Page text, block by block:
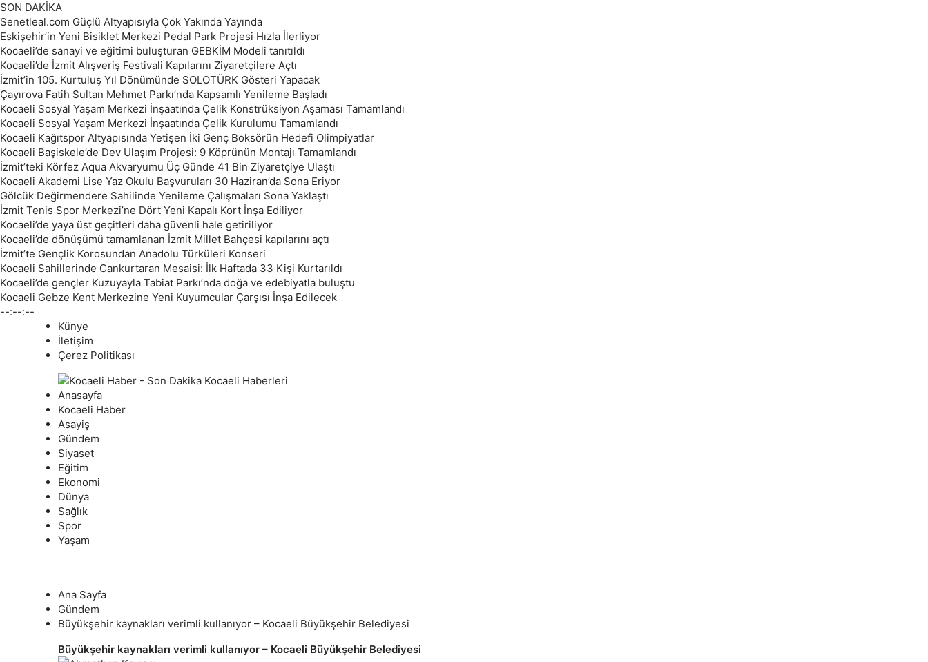
SON DAKİKA
Senetleal.com Güçlü Altyapısıyla Çok Yakında Yayında
Eskişehir’in Yeni Bisiklet Merkezi Pedal Park Projesi Hızla İlerliyor
Kocaeli’de sanayi ve eğitimi buluşturan GEBKİM Modeli tanıtıldı
Kocaeli’de İzmit Alışveriş Festivali Kapılarını Ziyaretçilere Açtı
İzmit’in 105. Kurtuluş Yıl Dönümünde SOLOTÜRK Gösteri Yapacak
Çayırova Fatih Sultan Mehmet Parkı’nda Kapsamlı Yenileme Başladı
Kocaeli Sosyal Yaşam Merkezi İnşaatında Çelik Konstrüksiyon Aşaması Tamamlandı
Kocaeli Sosyal Yaşam Merkezi İnşaatında Çelik Kurulumu Tamamlandı
Kocaeli Kağıtspor Altyapısında Yetişen İki Genç Boksörün Hedefi Olimpiyatlar
Kocaeli Başiskele’de Dev Ulaşım Projesi: 9 Köprünün Montajı Tamamlandı
İzmit’teki Körfez Aqua Akvaryumu Üç Günde 41 Bin Ziyaretçiye Ulaştı
Kocaeli Akademi Lise Yaz Okulu Başvuruları 30 Haziran’da Sona Eriyor
Gölcük Değirmendere Sahilinde Yenileme Çalışmaları Sona Yaklaştı
İzmit Tenis Spor Merkezi’ne Dört Yeni Kapalı Kort İnşa Ediliyor
Kocaeli’de yaya üst geçitleri daha güvenli hale getiriliyor
Kocaeli’de dönüşümü tamamlanan İzmit Millet Bahçesi kapılarını açtı
İzmit’te Gençlik Korosundan Anadolu Türküleri Konseri
Kocaeli Sahillerinde Cankurtaran Mesaisi: İlk Haftada 33 Kişi Kurtarıldı
Kocaeli’de gençler Kuzuyayla Tabiat Parkı’nda doğa ve edebiyatla buluştu
Kocaeli Gebze Kent Merkezine Yeni Kuyumcular Çarşısı İnşa Edilecek
--:--:--
Künye
İletişim
Çerez Politikası
Anasayfa
Kocaeli Haber
Asayiş
Gündem
Siyaset
Eğitim
Ekonomi
Dünya
Sağlık
Spor
Yaşam
Ana Sayfa
Gündem
Büyükşehir kaynakları verimli kullanıyor – Kocaeli Büyükşehir Belediyesi
Büyükşehir kaynakları verimli kullanıyor – Kocaeli Büyükşehir Belediyesi